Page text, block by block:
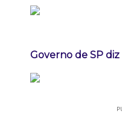
Governo de SP